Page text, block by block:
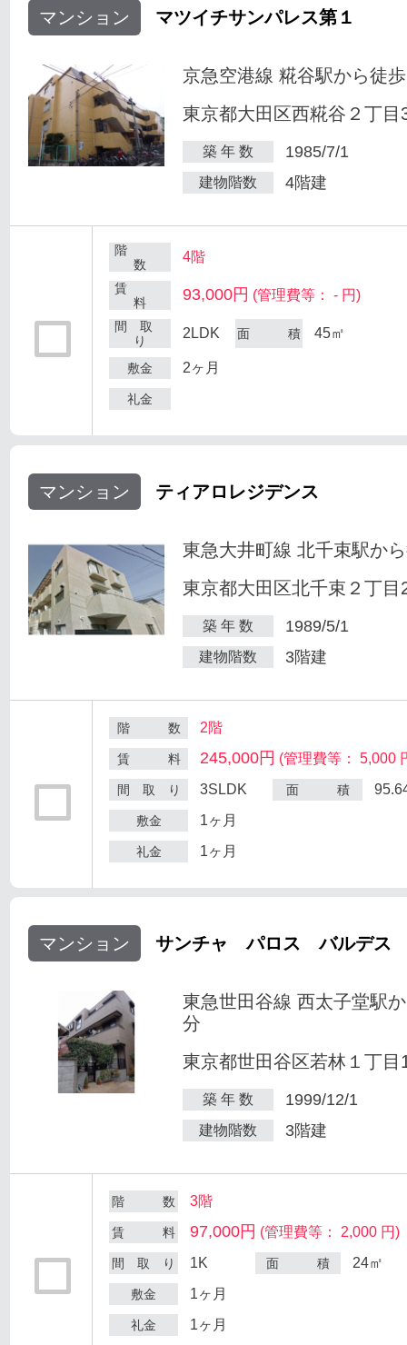
マンション マツイチサンパレス第１
京急空港線 糀谷駅から徒
東京都大田区西糀谷２丁目
築 年 数 1985/7/1
建物階数 4階建
階
数
4階
賃
料
93,000円 (管理費等： - 円)
間 取
り
2LDK 面 積 45㎡
敷金 2ヶ月
礼金
マンション ティアロレジデンス
東急大井町線 北千束駅か
東京都大田区北千束２丁目
築 年 数 1989/5/1
建物階数 3階建
階 数 2階
賃 料 245,000円 (管理費等： 5,000
間 取 り 3SLDK 面 積
敷金 1ヶ月
礼金 1ヶ月
マンション サンチャ パロス バルデス
東急世田谷線 西太子堂駅
分
東京都世田谷区若林１丁目
築 年 数 1999/12/1
建物階数 3階建
階 数 3階
賃 料 97,000円 (管理費等： 2,000 円)
間 取 り 1K 面 積 24㎡
敷金 1ヶ月
礼金 1ヶ月